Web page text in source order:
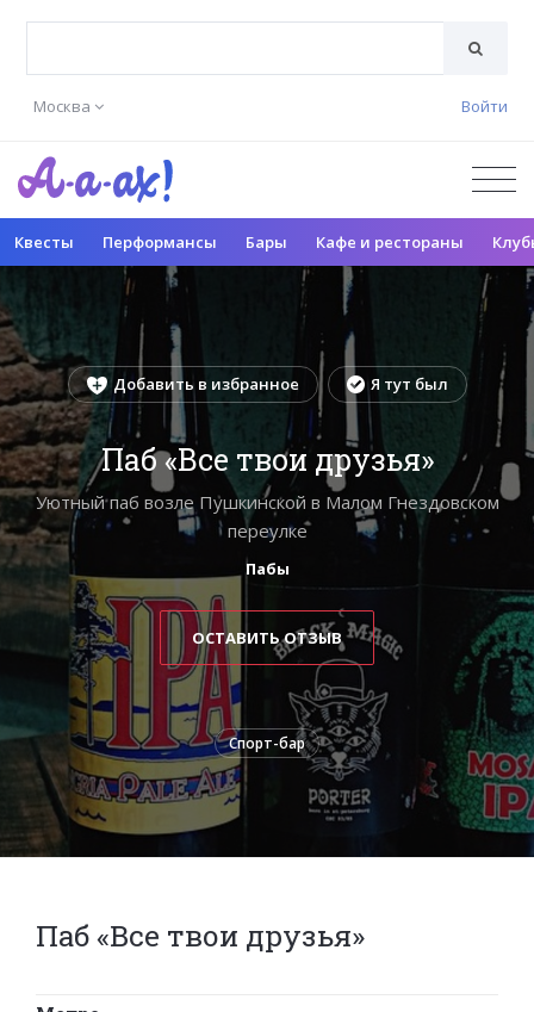
Москва Войти
Квесты Перформансы Бары Кафе и рестораны
Добавить в избранное Я тут был
Паб «Все твои друзья»
Уютный паб возле Пушкинской в Малом Гнездовском
переулке
Пабы
ОСТАВИТЬ ОТЗЫВ
Спорт-бар
Паб «Все твои друзья»